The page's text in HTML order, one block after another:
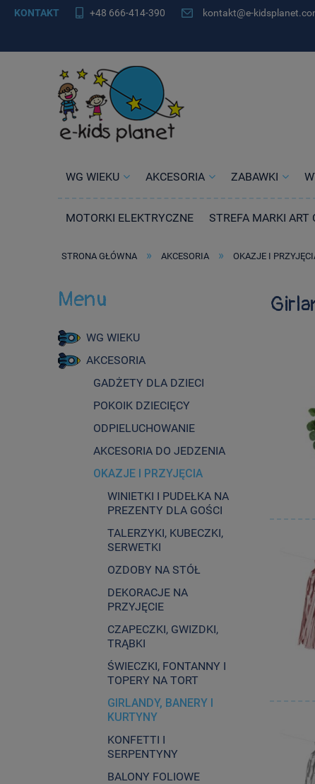
KONTAKT +48 666-414-390 kontakt@e-
WG WIEKU AKCESORIA ZABAWKI
MOTORKI ELEKTRYCZNE STREFA MARKI ART
STRONA GŁÓWNA » AKCESORIA » OKAZJE I
Menu
WG WIEKU
AKCESORIA
GADŻETY DLA DZIECI
POKOIK DZIECIĘCY
ODPIELUCHOWANIE
AKCESORIA DO JEDZENIA
OKAZJE I PRZYJĘCIA
WINIETKI I PUDEŁKA NA
PREZENTY DLA GOŚCI
TALERZYKI, KUBECZKI,
SERWETKI
OZDOBY NA STÓŁ
DEKORACJE NA
PRZYJĘCIE
CZAPECZKI, GWIZDKI,
TRĄBKI
ŚWIECZKI, FONTANNY I
TOPERY NA TORT
GIRLANDY, BANERY I
KURTYNY
KONFETTI I
SERPENTYNY
BALONY FOLIOWE